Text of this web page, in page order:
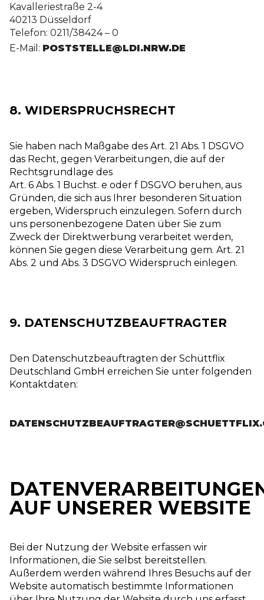
Kavalleriestraße 2-4
40213 Düsseldorf
Telefon: 0211/38424 – 0
E-Mail: POSTSTELLE@LDI.NRW.DE
8. WIDERSPRUCHSRECHT
Sie haben nach Maßgabe des Art. 21 Abs. 1 DSGVO
das Recht, gegen Verarbeitungen, die auf der
Rechtsgrundlage des
Art. 6 Abs. 1 Buchst. e oder f DSGVO beruhen, aus
Gründen, die sich aus Ihrer besonderen Situation
ergeben, Widerspruch einzulegen. Sofern durch
uns personenbezogene Daten über Sie zum
Zweck der Direktwerbung verarbeitet werden,
können Sie gegen diese Verarbeitung gem. Art. 21
Abs. 2 und Abs. 3 DSGVO Widerspruch einlegen.
9. DATENSCHUTZBEAUFTRAGTER
Den Datenschutzbeauftragten der Schüttflix
Deutschland GmbH erreichen Sie unter folgenden
Kontaktdaten:
AUF UNSERER WEBSITE
Bei der Nutzung der Website erfassen wir
Informationen, die Sie selbst bereitstellen.
Außerdem werden während Ihres Besuchs auf der
Website automatisch bestimmte Informationen